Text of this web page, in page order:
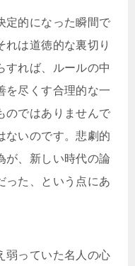
定的になった瞬間で
れは道徳的な裏切り
すれば、ルールの中
を尽くす合理的な一
のではありませんで
ないのです。悲劇的
が、新しい時代の論
った、という点にあ
弱っていた名人の心